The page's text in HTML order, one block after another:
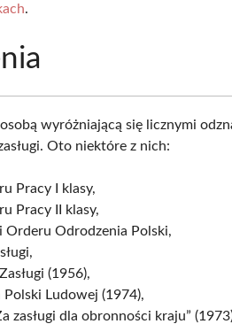
.
wyróżniającą się licznymi
Oto niektóre z nich:
Pracy I klasy,
Pracy II klasy,
Orderu Odrodzenia Polski,
(1956),
Ludowej (1974),
zasługi dla obronności kraju”